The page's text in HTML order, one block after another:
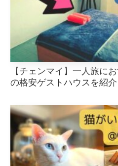
【チェンマイ】一人旅に
の格安ゲストハウスを紹介